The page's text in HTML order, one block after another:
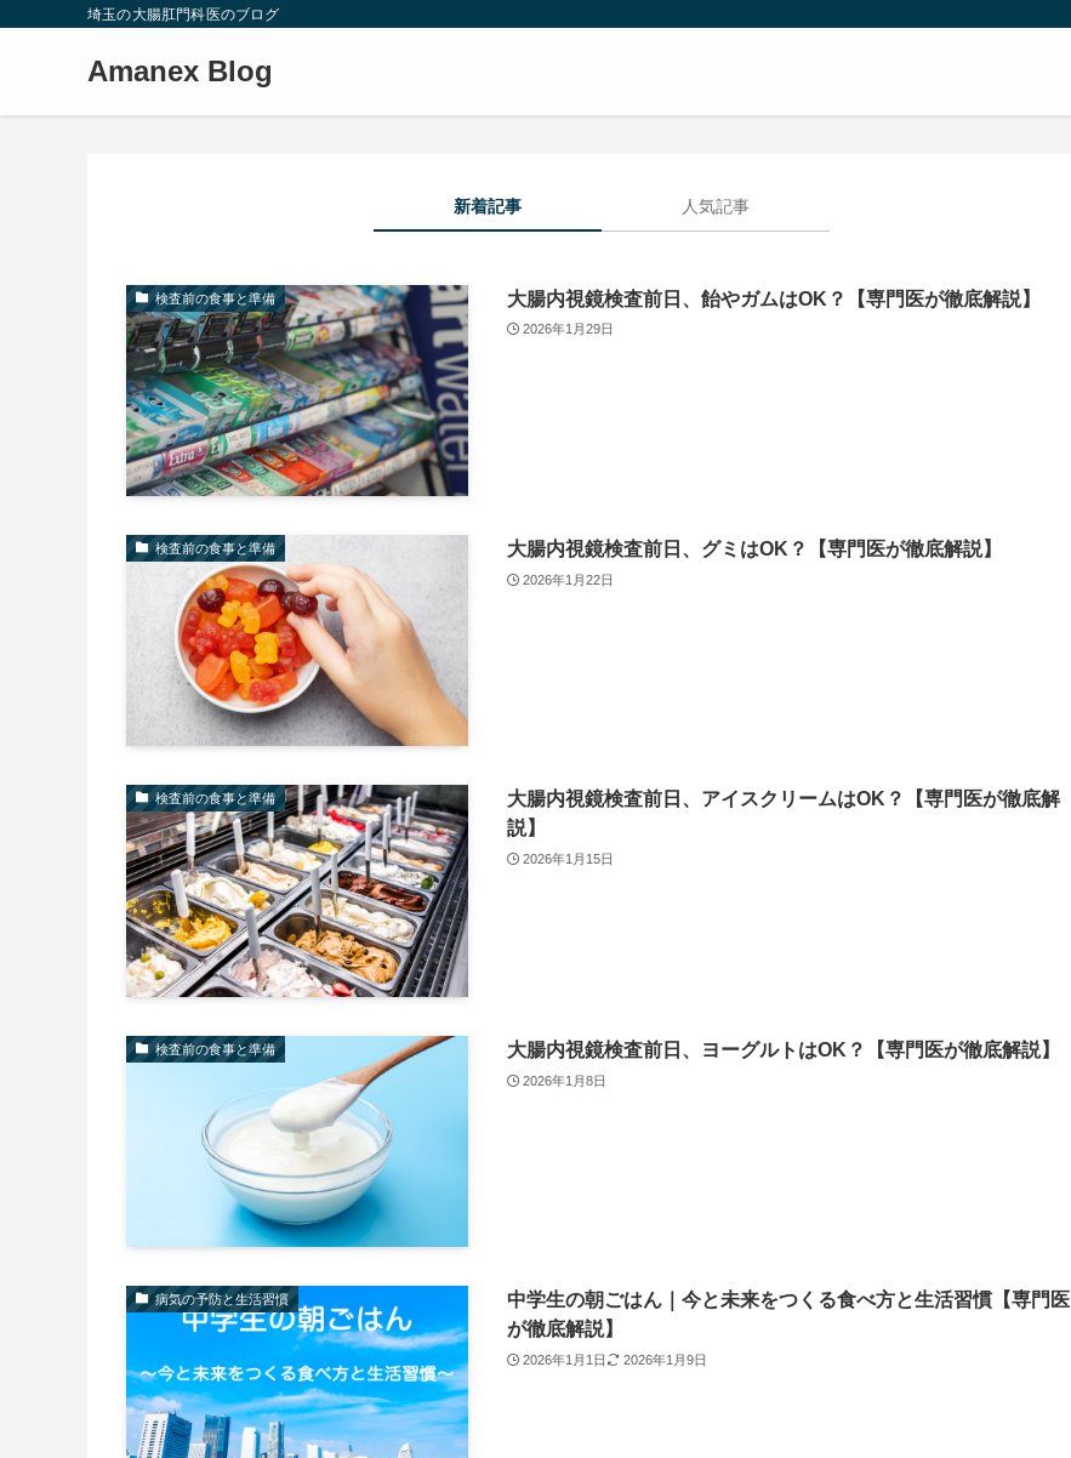
埼玉の大腸肛門科医のブログ
Amanex Blog
新着記事 人気記事
検査前の食事と準備 大腸内視鏡検査前日、飴やガムはOK？【専門医が徹底解説】
2026年1月29日
検査前の食事と準備 大腸内視鏡検査前日、グミはOK？【専門医が徹底解説】
2026年1月22日
検査前の食事と準備
大腸内視鏡検査前日、アイスクリームはOK？【専門医が徹底解
説】
2026年1月15日
検査前の食事と準備 大腸内視鏡検査前日、ヨーグルトはOK？【専門医が徹底解説】
2026年1月8日
病気の予防と生活習慣
中学生の朝ごはん｜今と未来をつくる食べ方と生活習慣【専門医
が徹底解説】
2026年1月1日 2026年1月9日